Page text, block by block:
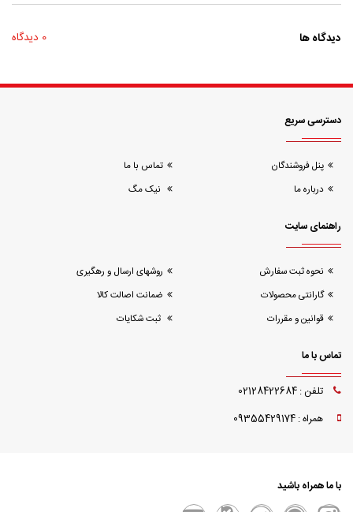
دیدگاه ها 0 دیدگاه
دسترسی سریع
پنل فروشندگان
تماس با ما
درباره ما
نیک مگ
راهنمای سایت
نحوه ثبت سفارش
روشهای ارسال و رهگیری
گارانتی محصولات
ضمانت اصالت کالا
قوانین و مقررات
ثبت شکایات
تماس با ما
تلفن : 02128422684
همراه : 09355429174
با ما همراه باشید